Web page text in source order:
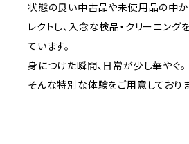
状態の良い中古品や未使用品の中
レクトし、入念な検品・クリーニング
ています。
身につけた瞬間、日常が少し華やぐ。
そんな特別な体験をご用意しておりま